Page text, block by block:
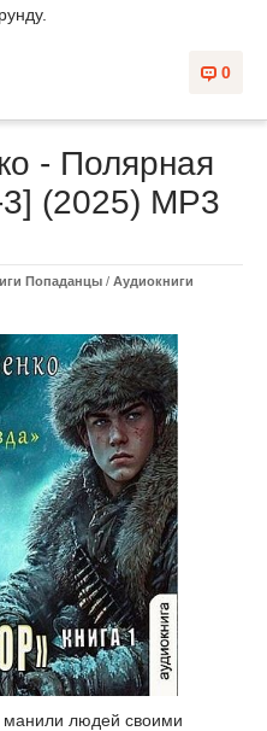
0
- Полярная
(2025) MP3
Попаданцы / Аудиокниги
людей своими